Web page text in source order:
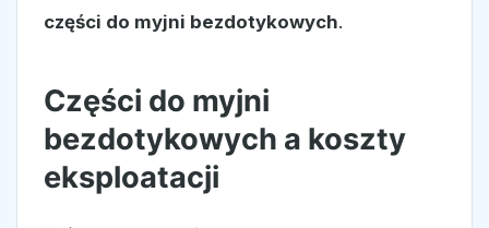
części do myjni bezdotykowych.
Części do myjni
bezdotykowych a koszty
eksploatacji